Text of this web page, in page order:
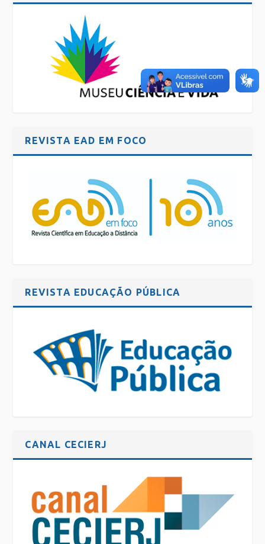
REVISTA EAD EM FOCO
REVISTA EDUCAÇÃO PÚBLICA
CANAL CECIERJ